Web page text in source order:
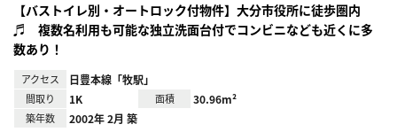
【バストイレ別・オートロック付物件】大分市役所に徒歩圏内
♬ 複数名利用も可能な独立洗面台付でコンビニなども近くに多
数あり！
アクセス 日豊本線「牧駅」
間取り 1K 面積 30.96m²
築年数 2002年 2月 築